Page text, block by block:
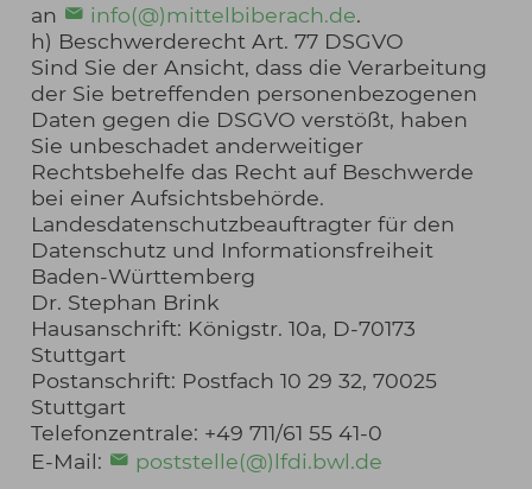
an
info(@)mittelbiberach.de.
h) Beschwerderecht Art. 77 DSGVO
Sind Sie der Ansicht, dass die Verarbeitung
der Sie betreffenden personenbezogenen
Daten gegen die DSGVO verstößt, haben
Sie unbeschadet anderweitiger
Rechtsbehelfe das Recht auf Beschwerde
bei einer Aufsichtsbehörde.
Landesdatenschutzbeauftragter für den
Datenschutz und Informationsfreiheit
Baden-Württemberg
Dr. Stephan Brink
Hausanschrift: Königstr. 10a, D-70173
Stuttgart
Postanschrift: Postfach 10 29 32, 70025
Stuttgart
Telefonzentrale: +49 711/61 55 41-0
E-Mail:
poststelle(@)lfdi.bwl.de